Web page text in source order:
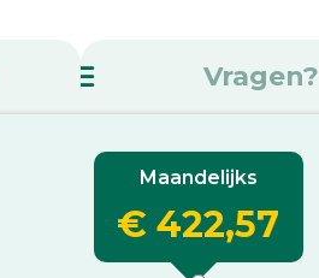
Vragen?
Maandelijks
€ 422,57